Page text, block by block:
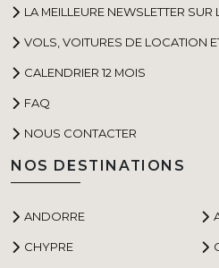
LA MEILLEURE NEWSLETTER SUR
VOLS, VOITURES DE LOCATION
CALENDRIER 12 MOIS
FAQ
NOUS CONTACTER
NOS DESTINATIONS
ANDORRE
CHYPRE